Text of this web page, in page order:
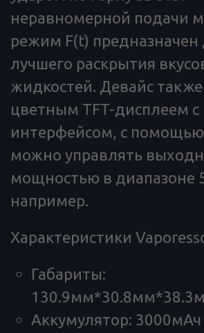
неравномерной подачи
режим F(t) предназначен
лучшего раскрытия
жидкостей. Девайс
цветным TFT-дисплеем с
интерфейсом, с помощью
можно управлять
мощностью в диапазоне
например.
Характеристики
Габариты:
Аккумулятор: 3000мАч